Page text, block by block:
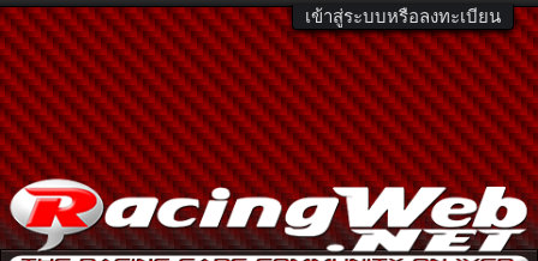
เข้าสู่ระบบหรือลงทะเบียน